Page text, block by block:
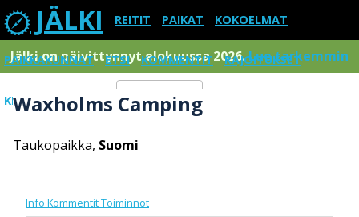
JÄLKI REITIT PAIKAT KOKOELMAT
PAIKKAKUNNAT ETSI KOMMENTIT RAJOITUKSET
KIRJAUDU SISÄÄN Menu
Jälki on päivittynnyt elokuussa 2026.Lue tarkemmin
Waxholms Camping
Taukopaikka, Suomi
Info KommentitToiminnot